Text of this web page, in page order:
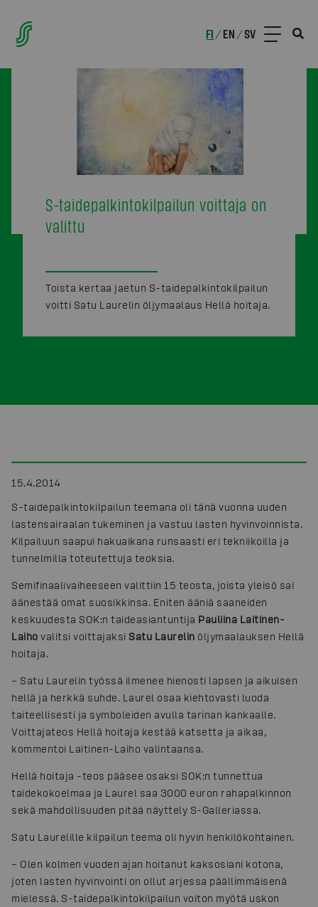
FI /EN /SV
S-taidepalkintokilpailun voittaja on
valittu
Toista kertaa jaetun S-taidepalkintokilpailun
voitti Satu Laurelin öljymaalaus Hellä hoitaja.
15.4.2014
S-taidepalkintokilpailun teemana oli tänä vuonna uuden
lastensairaalan tukeminen ja vastuu lasten hyvinvoinnista.
Kilpailuun saapui hakuaikana runsaasti eri tekniikoilla ja
tunnelmilla toteutettuja teoksia.
Semifinaalivaiheeseen valittiin 15 teosta, joista yleisö sai
äänestää omat suosikkinsa. Eniten ääniä saaneiden
keskuudesta SOK:n taideasiantuntija Pauliina Laitinen-
Laiho valitsi voittajaksi Satu Laurelin öljymaalauksen Hellä
hoitaja.
– Satu Laurelin työssä ilmenee hienosti lapsen ja aikuisen
hellä ja herkkä suhde. Laurel osaa kiehtovasti luoda
taiteellisesti ja symboleiden avulla tarinan kankaalle.
Voittajateos Hellä hoitaja kestää katsetta ja aikaa,
kommentoi Laitinen-Laiho valintaansa.
Hellä hoitaja -teos pääsee osaksi SOK:n tunnettua
taidekokoelmaa ja Laurel saa 3000 euron rahapalkinnon
sekä mahdollisuuden pitää näyttely S-Galleriassa.
Satu Laurelille kilpailun teema oli hyvin henkilökohtainen.
– Olen kolmen vuoden ajan hoitanut kaksosiani kotona,
joten lasten hyvinvointi on ollut arjessa päällimmäisenä
mielessä. S-taidepalkintokilpailun voiton myötä uskon